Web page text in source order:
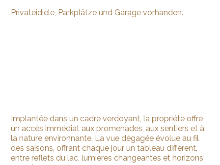
Privateidiele, Parkplätze und Garage vorhanden.
Implantée dans un cadre verdoyant, la propriété offre
un accès immédiat aux promenades, aux sentiers et à
la nature environnante. La vue dégagée évolue au fil
des saisons, offrant chaque jour un tableau différent,
entre reflets du lac, lumières changeantes et horizons